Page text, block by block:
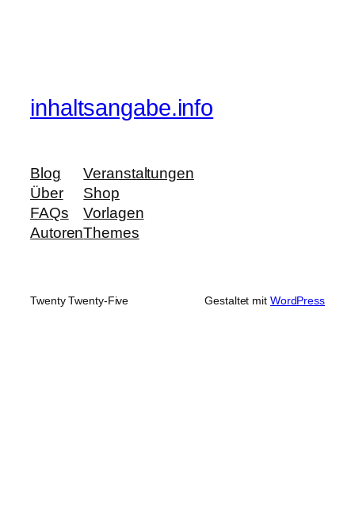
inhaltsangabe.info
Blog
Über
FAQs
Autoren
Veranstaltungen
Shop
Vorlagen
Themes
Twenty Twenty-Five Gestaltet mit WordPress